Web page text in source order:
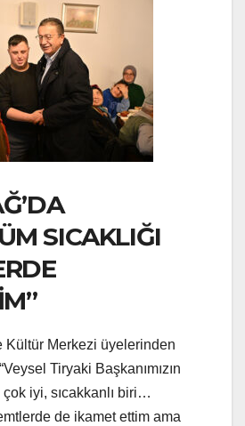
SICAKLIĞI
Kültür Merkezi üyelerinden
Tiryaki Başkanımızın
iyi, sıcakkanlı biri…
de ikamet ettim ama